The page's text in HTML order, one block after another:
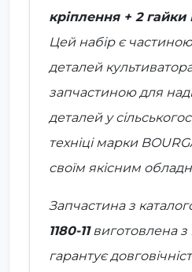
кріплення + 2 гайки
Цей набір є
деталей
запчастиною для
деталей у
техніці марки
своїм якісним
Запчастина з
1180-11виготовлена з
гарантує